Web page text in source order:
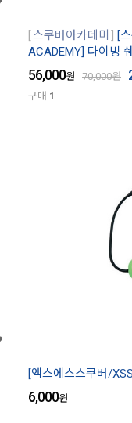
스쿠버아카데미
[
ACADEMY] 다이빙
56,000원 70,000원
구매 1
[엑스에스스쿠버/
6,000원